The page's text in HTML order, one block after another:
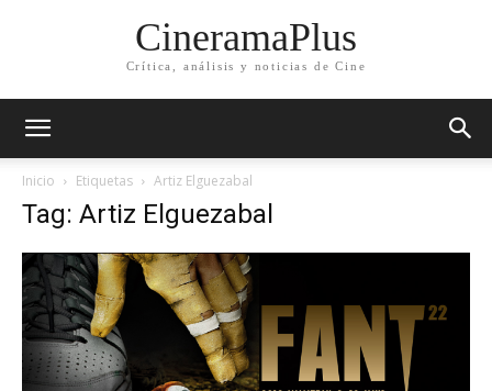
CineramaPlus
Crítica, análisis y noticias de Cine
Inicio Etiquetas Artiz Elguezabal
Tag: Artiz Elguezabal